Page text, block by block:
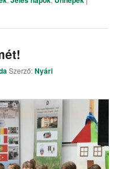
Szerző:Nyári